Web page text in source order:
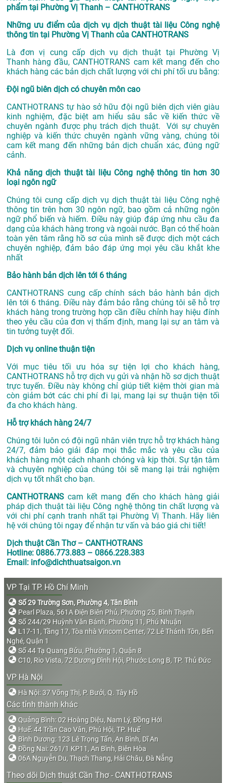
phẩm tại Phường Vị Thanh – CANTHOTRANS
Những ưu điểm của dịch vụ dịch thuật tài liệu Công nghệ
thông tin tại Phường Vị Thanh của CANTHOTRANS
Là đơn vị cung cấp dịch vụdịch thuật tại Phường Vị
Thanh hàng đầu, CANTHOTRANS cam kết mang đến cho
khách hàng các bản dịch chất lượng với chi phí tối ưu bằng:
Đội ngũ biên dịch có chuyên môn cao
CANTHOTRANS tự hào sở hữu đội ngũ biên dịch viên giàu
kinh nghiệm, đặc biệt am hiểu sâu sắc về kiến thức về
chuyên ngành được phụ trách dịch thuật. Với sự chuyên
nghiệp và kiến thức chuyên ngành vững vàng, chúng tôi
cam kết mang đến những bản dịch chuẩn xác, đúng ngữ
cảnh.
Khả năng dịch thuật tài liệu Công nghệ thông tin hơn 30
loại ngôn ngữ
Chúng tôi cung cấp dịch vụ dịch thuật tài liệu Công nghệ
thông tin trên hơn 30 ngôn ngữ, bao gồm cả những ngôn
ngữ phổ biến và hiếm. Điều này giúp đáp ứng nhu cầu đa
dạng của khách hàng trong và ngoài nước. Bạn có thể hoàn
toàn yên tâm rằng hồ sơ của mình sẽ được dịch một cách
chuyên nghiệp, đảm bảo đáp ứng mọi yêu cầu khắt khe
nhất
Bảo hành bản dịch lên tới 6 tháng
CANTHOTRANS cung cấp chính sách bảo hành bản dịch
lên tới 6 tháng. Điều này đảm bảo rằng chúng tôi sẽ hỗ trợ
khách hàng trong trường hợp cần điều chỉnh hay hiệu đính
theo yêu cầu của đơn vị thẩm định, mang lại sự an tâm và
tin tưởng tuyệt đối.
Dịch vụ online thuận tiện
Với mục tiêu tối ưu hóa sự tiện lợi cho khách hàng,
CANTHOTRANS hỗ trợ dịch vụ gửi và nhận hồ sơ dịch thuật
trực tuyến. Điều này không chỉ giúp tiết kiệm thời gian mà
còn giảm bớt các chi phí đi lại, mang lại sự thuận tiện tối
đa cho khách hàng.
Hỗ trợ khách hàng 24/7
Chúng tôi luôn có đội ngũ nhân viên trực hỗ trợ khách hàng
24/7, đảm bảo giải đáp mọi thắc mắc và yêu cầu của
khách hàng một cách nhanh chóng và kịp thời. Sự tận tâm
và chuyên nghiệp của chúng tôi sẽ mang lại trải nghiệm
dịch vụ tốt nhất cho bạn.
CANTHOTRANS cam kết mang đến cho khách hàng giải
pháp dịch thuật tài liệu Công nghệ thông tin chất lượng và
với chi phí cạnh tranh nhất tại Phường Vị Thanh. Hãy liên
hệ với chúng tôi ngay để nhận tư vấn và báo giá chi tiết!
Dịch thuật Cần Thơ – CANTHOTRANS
Hotline: 0886.773.883 – 0866.228.383
Email: info@dichthuatsaigon.vn
VP Tại TP. Hồ Chí Minh
Số 29 Trường Sơn, Phường 4, Tân Bình
Pearl Plaza, 561A Điện Biên Phủ, Phường 25, Bình Thạnh
Số 244/29 Huỳnh Văn Bánh, Phường 11, Phú Nhuận
L17-11, Tầng 17, Tòa nhà Vincom Center, 72 Lê Thánh Tôn, Bến
Nghé, Quận 1
Số 44 Tạ Quang Bửu, Phường 1, Quận 8
C10, Rio Vista, 72 Dương Đình Hội, Phước Long B, TP. Thủ Đức
VP Hà Nội
Hà Nội: 37 Võng Thị, P. Bưởi, Q. Tây Hồ
Các tỉnh thành khác
Quảng Bình: 02 Hoàng Diệu, Nam Lý, Đồng Hới
Huế: 44 Trần Cao Vân, Phú Hội, TP. Huế
Bình Dương: 123 Lê Trọng Tấn, An Bình, Dĩ An
Đồng Nai: 261/1 KP11, An Bình, Biên Hòa
06A Nguyễn Du, Thạch Thang, Hải Châu, Đà Nẵng
Theo dõi Dịch thuật Cần Thơ - CANTHOTRANS